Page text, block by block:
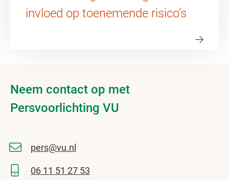
invloed op toenemende risico’s
Neem contact op met
Persvoorlichting VU
pers@vu.nl
06 11 51 27 53